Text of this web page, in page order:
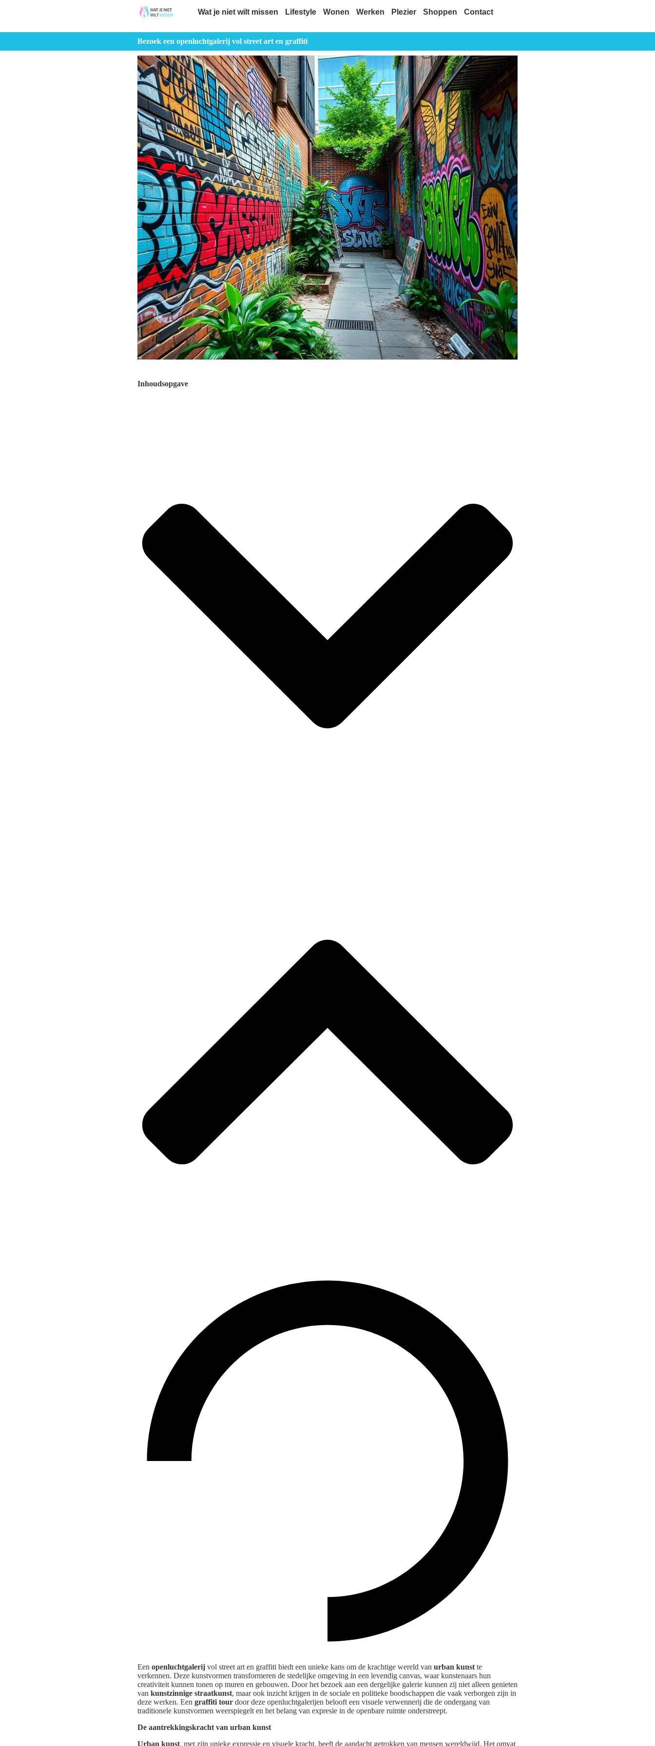
Wat je niet wilt missen Lifestyle Wonen Werken Plezier Shoppen Contact
Bezoek een openluchtgalerij vol street art en graffiti
Inhoudsopgave
Een openluchtgalerij vol street art en graffiti biedt een unieke kans om de krachtige wereld van urban kunst te
verkennen. Deze kunstvormen transformeren de stedelijke omgeving in een levendig canvas, waar kunstenaars hun
creativiteit kunnen tonen op muren en gebouwen. Door het bezoek aan een dergelijke galerie kunnen zij niet alleen genieten
van kunstzinnige straatkunst, maar ook inzicht krijgen in de sociale en politieke boodschappen die vaak verborgen zijn in
deze werken. Een graffiti tour door deze openluchtgalerijen belooft een visuele verwennerij die de ondergang van
traditionele kunstvormen weerspiegelt en het belang van expresie in de openbare ruimte onderstreept.
De aantrekkingskracht van urban kunst
Urban kunst, met zijn unieke expressie en visuele kracht, heeft de aandacht getrokken van mensen wereldwijd. Het omvat